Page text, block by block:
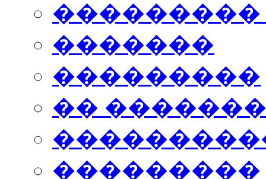
���������
�������
���������
��
���������